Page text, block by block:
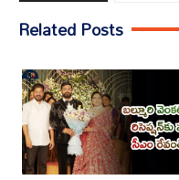
Related Posts